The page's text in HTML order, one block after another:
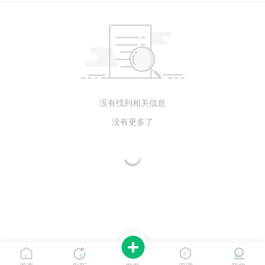
没有找到相关信息
没有更多了